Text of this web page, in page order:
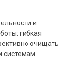
и
гибкая
очищать
системам